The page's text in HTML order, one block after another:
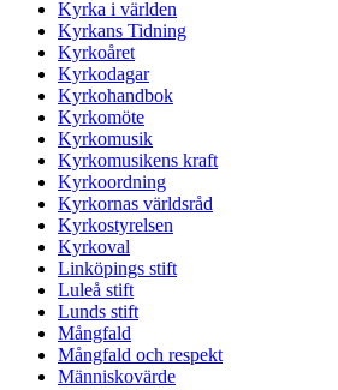
Kyrka i världen
Kyrkans Tidning
Kyrkoåret
Kyrkodagar
Kyrkohandbok
Kyrkomöte
Kyrkomusik
Kyrkomusikens kraft
Kyrkoordning
Kyrkornas världsråd
Kyrkostyrelsen
Kyrkoval
Linköpings stift
Luleå stift
Lunds stift
Mångfald
Mångfald och respekt
Människovärde